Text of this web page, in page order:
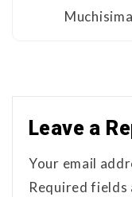
Leave a
Your email
Required fields